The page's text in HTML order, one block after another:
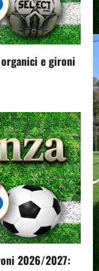
e gironi
2026/2027: